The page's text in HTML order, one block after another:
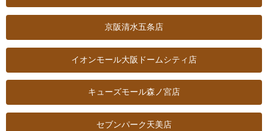
京阪清水五条店
イオンモール大阪 ドームシティ店
キューズモール森ノ宮店
セブンパーク天美店